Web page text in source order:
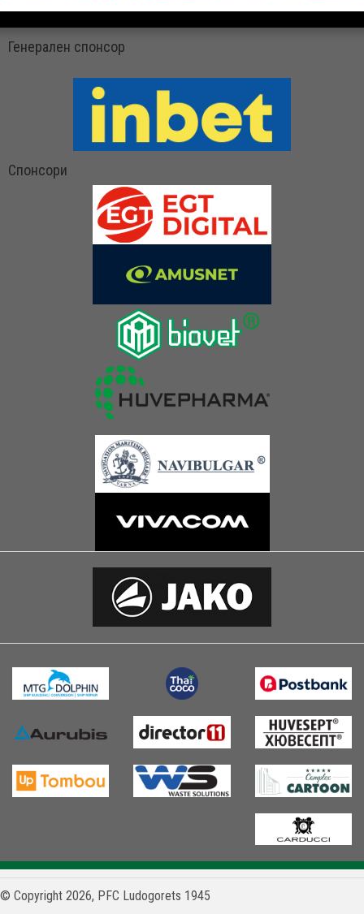
Генерален спонсор
Спонсори
© Copyright 2026, PFC Ludogorets 1945